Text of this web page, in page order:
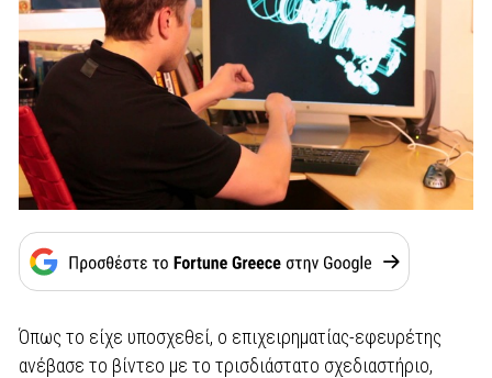
Όπως το είχε υποσχεθεί, ο επιχειρηματίας-εφευρέτης
ανέβασε το βίντεο με το τρισδιάστατο σχεδιαστήριο,